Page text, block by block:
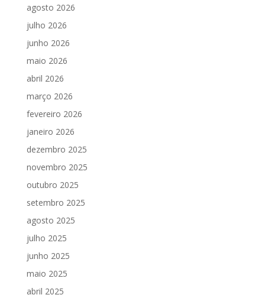
agosto 2026
julho 2026
junho 2026
maio 2026
abril 2026
março 2026
fevereiro 2026
janeiro 2026
dezembro 2025
novembro 2025
outubro 2025
setembro 2025
agosto 2025
julho 2025
junho 2025
maio 2025
abril 2025